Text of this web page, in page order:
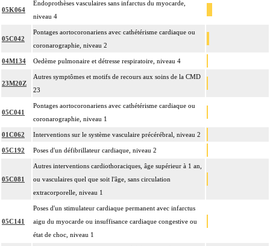
05K064
Endoprothèses vasculaires sans infarctus du myocarde,
niveau 4
05C042
Pontages aortocoronariens avec cathétérisme cardiaque ou
coronarographie, niveau 2
04M134 Oedème pulmonaire et détresse respiratoire, niveau 4
23M20Z
Autres symptômes et motifs de recours aux soins de la CMD
23
05C041
Pontages aortocoronariens avec cathétérisme cardiaque ou
coronarographie, niveau 1
01C062 Interventions sur le système vasculaire précérébral, niveau 2
05C192 Poses d'un défibrillateur cardiaque, niveau 2
05C081
Autres interventions cardiothoraciques, âge supérieur à 1 an,
ou vasculaires quel que soit l'âge, sans circulation
extracorporelle, niveau 1
05C141
Poses d'un stimulateur cardiaque permanent avec infarctus
aigu du myocarde ou insuffisance cardiaque congestive ou
état de choc, niveau 1